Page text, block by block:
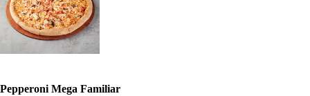
Pepperoni Mega Familiar